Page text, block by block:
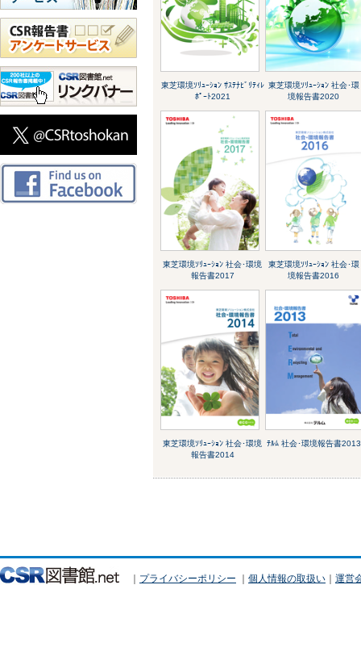
東芝環境ｿﾘｭｰｼｮﾝ ｻｽﾃﾅﾋﾞﾘﾃｨﾚ
ﾎﾟｰﾄ2021
東芝環境ｿﾘｭｰｼｮﾝ 社会･環
境報告書2020
東芝環境ｿﾘｭｰｼｮﾝ 社会･環境
報告書2017
東芝環境ｿﾘｭｰｼｮﾝ 社会･環
境報告書2016
東芝環境ｿﾘｭｰｼｮﾝ 社会･環境
報告書2014
ﾃﾙﾑ 社会･環境報告書2013
｜ プライバシーポリシー ｜ 個人情報の取扱い ｜ 運営